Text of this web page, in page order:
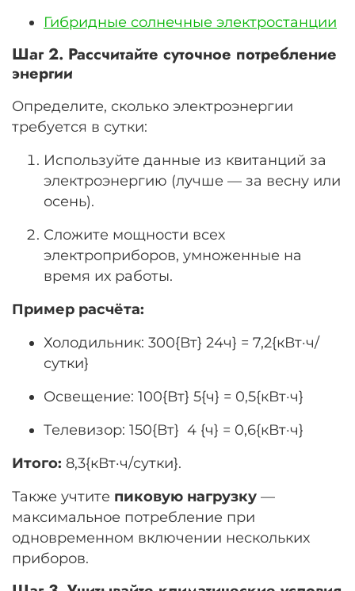
Гибридные солнечные электростанции
Шаг 2. Рассчитайте суточное потребление
энергии
Определите, сколько электроэнергии
требуется в сутки:
Используйте данные из квитанций за
электроэнергию (лучше — за весну или
осень).
Сложите мощности всех
электроприборов, умноженные на
время их работы.
Пример расчёта:
Холодильник: 300{Вт} 24ч} = 7,2{кВт·ч/
сутки}
Освещение: 100{Вт} 5{ч} = 0,5{кВт·ч}
Телевизор: 150{Вт} 4 {ч} = 0,6{кВт·ч}
Итого: 8,3{кВт·ч/сутки}.
Также учтите пиковую нагрузку —
максимальное потребление при
одновременном включении нескольких
приборов.